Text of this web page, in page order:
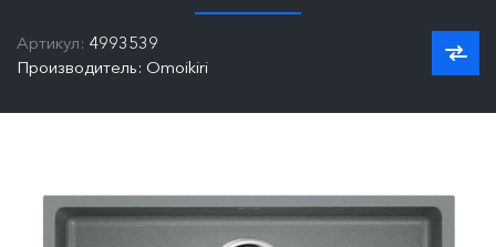
Артикул: 4993539
Производитель: Omoikiri